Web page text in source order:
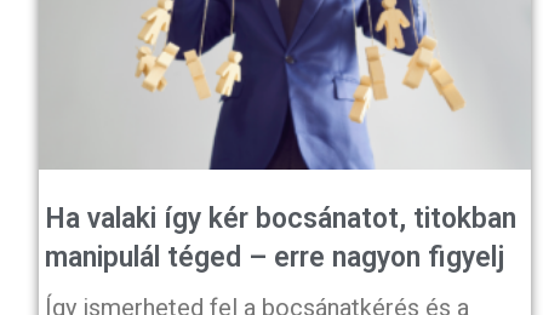
Ha valaki így kér bocsánatot, titokban
manipulál téged – erre nagyon figyelj
Így ismerheted fel a bocsánatkérés és a